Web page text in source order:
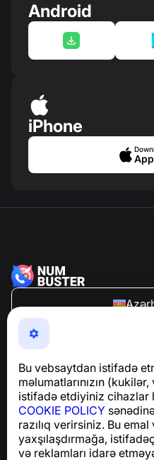
Bu vebsaytdan istifadə
məlumatlarınızın
istifadə etdiyiniz cihazlar
COOKIE POLICY
razılıq verirsiniz. Bu
yaxşılaşdırmağa,
və reklamları idarə
Android
iPhone
NumBuster © 2013—2026 ·
Telefon fırıldaqlarından,
GDPR uyğunluğu ilə bağlı
support@numbuster.com
Yardım Mərkəzi
Xəbərlər və Məqalələr